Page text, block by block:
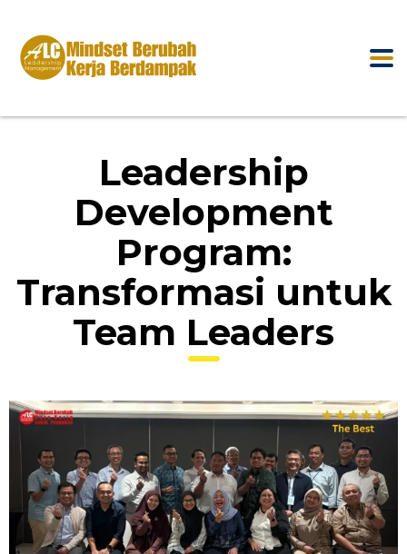
Leadership
Development
Program:
Transformasi untuk
Team Leaders